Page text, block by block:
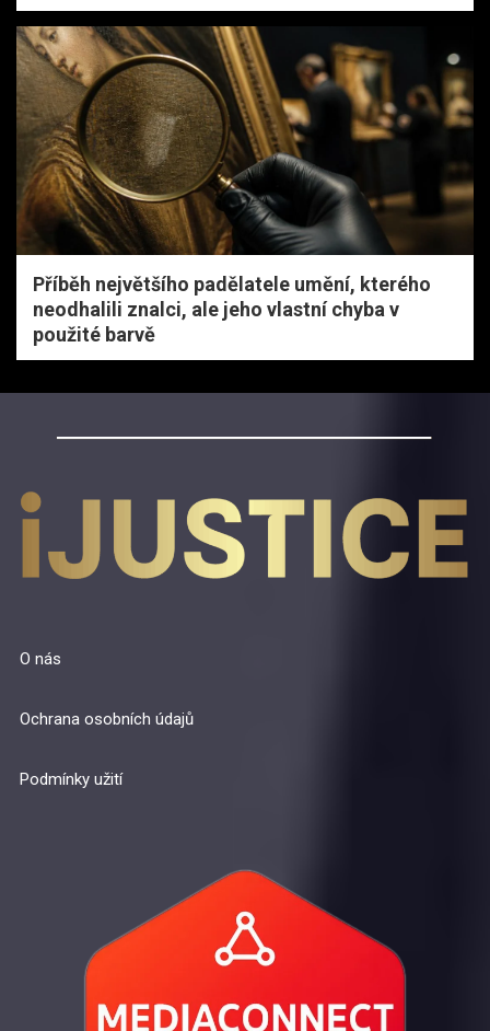
Příběh největšího padělatele umění, kterého
neodhalili znalci, ale jeho vlastní chyba v
použité barvě
O nás
Ochrana osobních údajů
Podmínky užití